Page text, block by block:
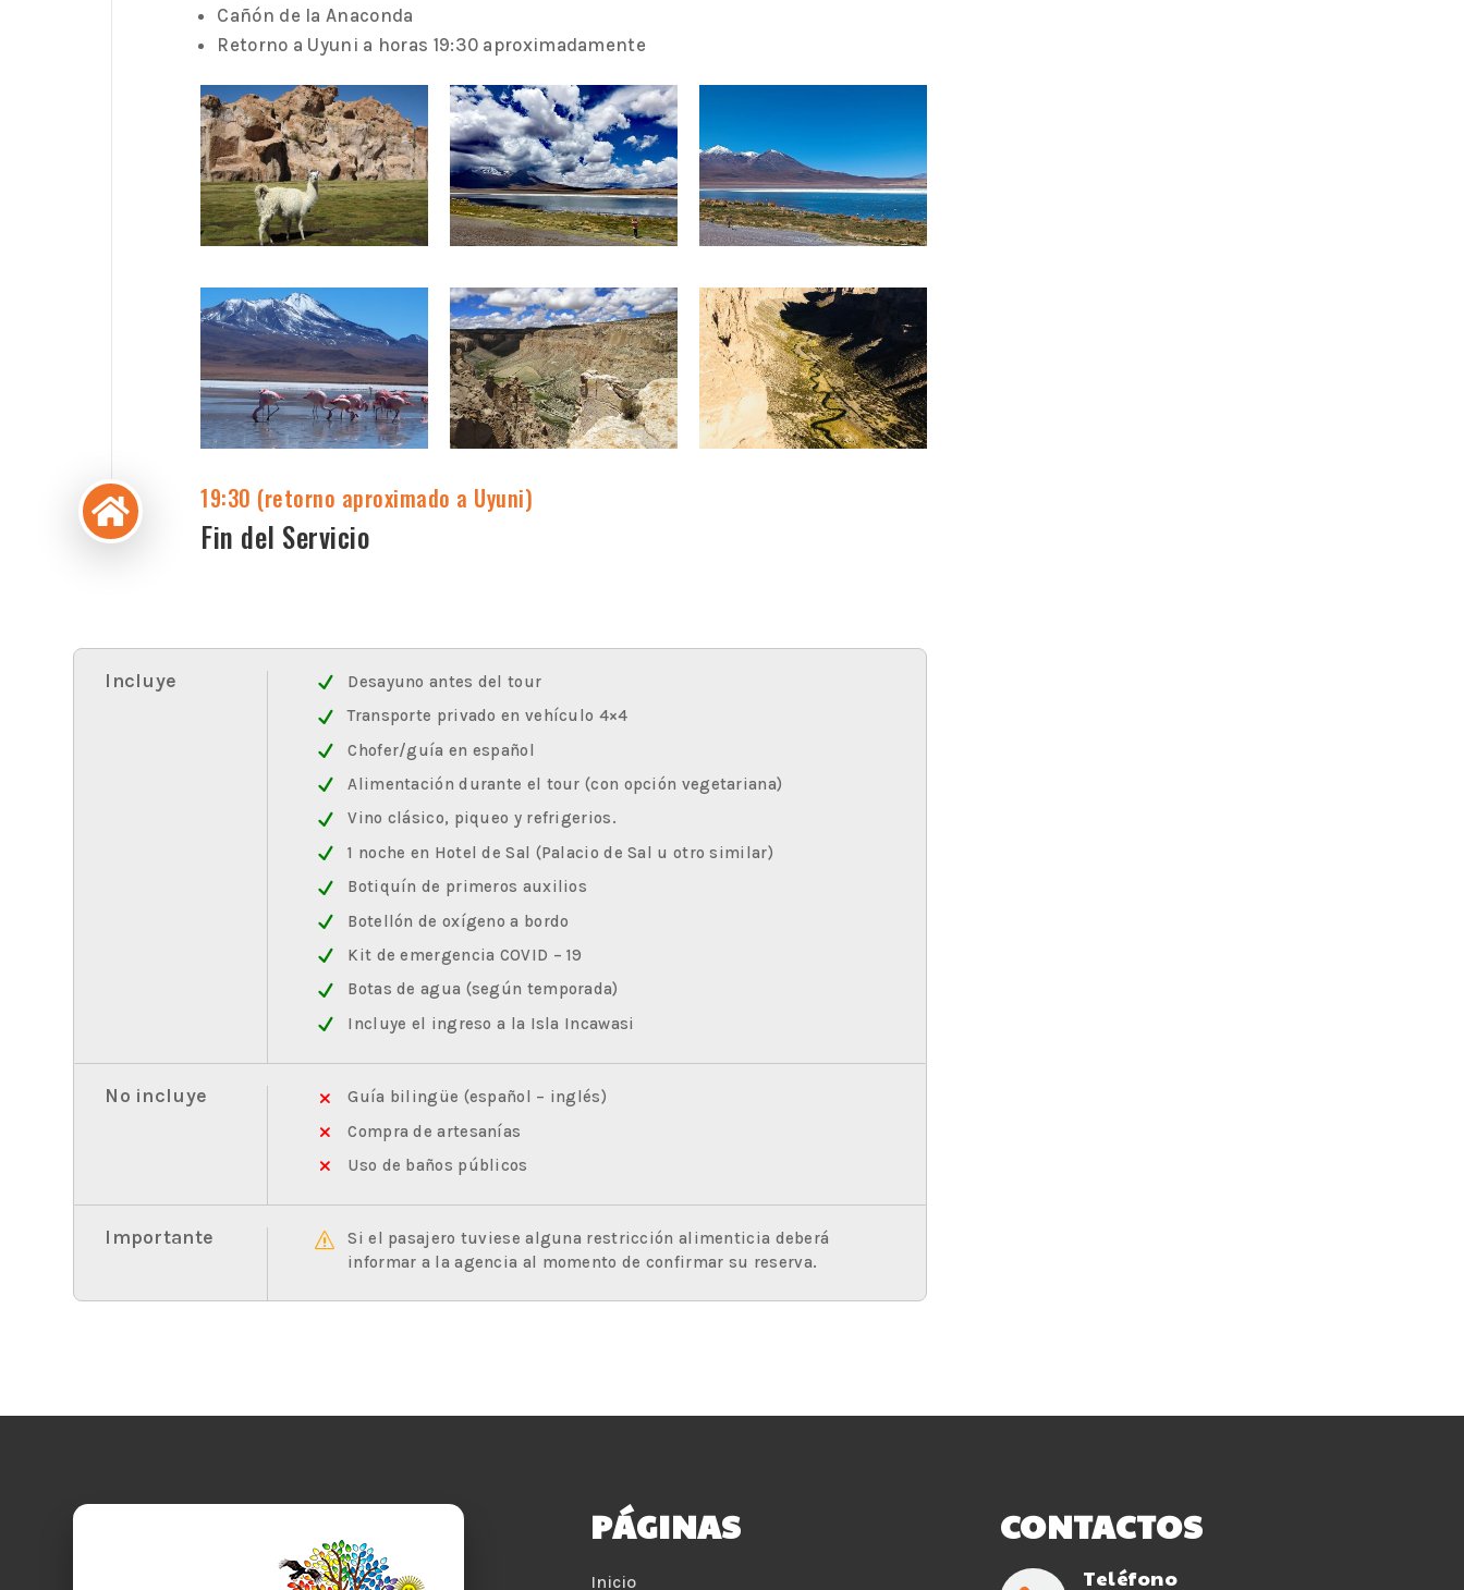
Cañón de la Anaconda
Retorno a Uyuni a horas 19:30 aproximadamente
 19:30 (retorno aproximado a Uyuni)
Fin del Servicio
Incluye
Desayuno antes del tour
Transporte privado en vehículo 4×4
Chofer/guía en español
Alimentación durante el tour (con opción vegetariana)
Vino clásico, piqueo y refrigerios.
1 noche en Hotel de Sal (Palacio de Sal u otro similar)
Botiquín de primeros auxilios
Botellón de oxígeno a bordo
Kit de emergencia COVID – 19
Botas de agua (según temporada)
Incluye el ingreso a la Isla Incawasi
No incluye
Guía bilingüe (español – inglés)
Compra de artesanías
Uso de baños públicos
Importante
Si el pasajero tuviese alguna restricción alimenticia deberá
informar a la agencia al momento de confirmar su reserva.
PÁGINAS
Inicio
CONTACTOS
Teléfono